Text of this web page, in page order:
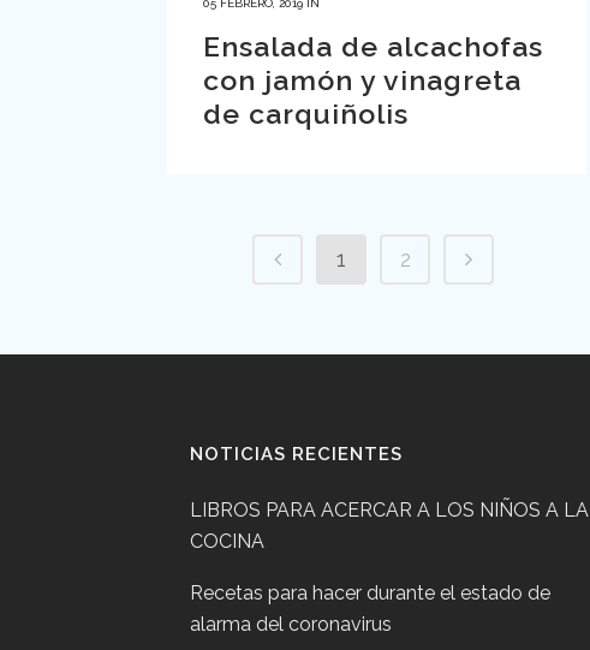
Ensalada de alcachofas
con jamón y vinagreta
de carquiñolis
1 2
NOTICIAS RECIENTES
LIBROS PARA ACERCAR A LOS NIÑOS A LA
COCINA
Recetas para hacer durante el estado de
alarma del coronavirus